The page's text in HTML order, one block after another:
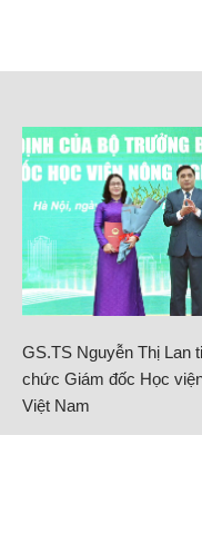
GS.TS Nguyễn Thị Lan
chức Giám đốc Học
Việt Nam